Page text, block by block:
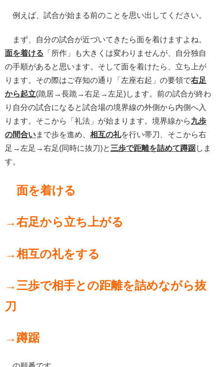
例えば、試合が始まる前のことを思い出してください。
まず、自分の試合が近づいてきたら面を着けますよね。
面を着ける 「所作」も大きくは変わりませんが、自分独自
の手順があると思います。そして面を着けたら、立ち上が
ります。その際はご存知の通り「左座右起」の要領で右足
から起立(跪居→長跪→右足→左足)します。前の試合が終わ
り自分の試合になると試合場の境界線の外側から内側へ入
ります。 そこから「礼法」が始まります。境界線から九歩
の間合いまで歩を進め、 相互の礼を行い帯刀、そこから右
足→左足→右足(同時に抜刀)と三歩で距離を詰めて蹲踞しま
す。
面を着ける
→右足から立ち上がる
→相互の礼をする
→三歩で相手との距離を詰めながら抜
刀
→蹲踞